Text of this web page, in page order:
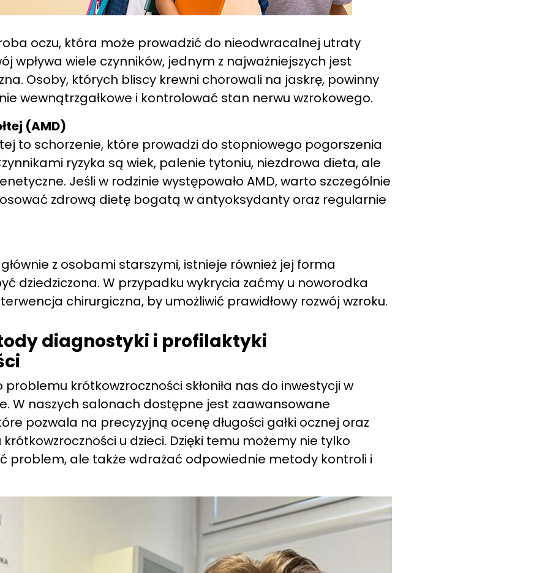
oczu, która może prowadzić do nieodwracalnej utraty
wpływa wiele czynników, jednym z najważniejszych jest
Osoby, których bliscy krewni chorowali na jaskrę, powinny
wewnątrzgałkowe i kontrolować stan nerwu wzrokowego.
(AMD)
to schorzenie, które prowadzi do stopniowego pogorszenia
ryzyka są wiek, palenie tytoniu, niezdrowa dieta, ale
Jeśli w rodzinie występowało AMD, warto szczególnie
zdrową dietę bogatą w antyoksydanty oraz regularnie
z osobami starszymi, istnieje również jej forma
dziedziczona. W przypadku wykrycia zaćmy u noworodka
chirurgiczna, by umożliwić prawidłowy rozwój wzroku.
diagnostyki i profilaktyki
krótkowzroczności skłoniła nas do inwestycji w
W naszych salonach dostępne jest zaawansowane
pozwala na precyzyjną ocenę długości gałki ocznej oraz
u dzieci. Dzięki temu możemy nie tylko
problem, ale także wdrażać odpowiednie metody kontroli i